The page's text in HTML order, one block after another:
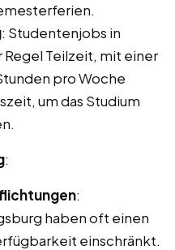
: Studentenjobs in
Regel Teilzeit, mit einer
pro Woche
um das Studium
:
:
haben oft einen
einschränkt.